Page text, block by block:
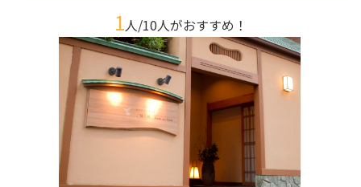
1人/10人がおすすめ！